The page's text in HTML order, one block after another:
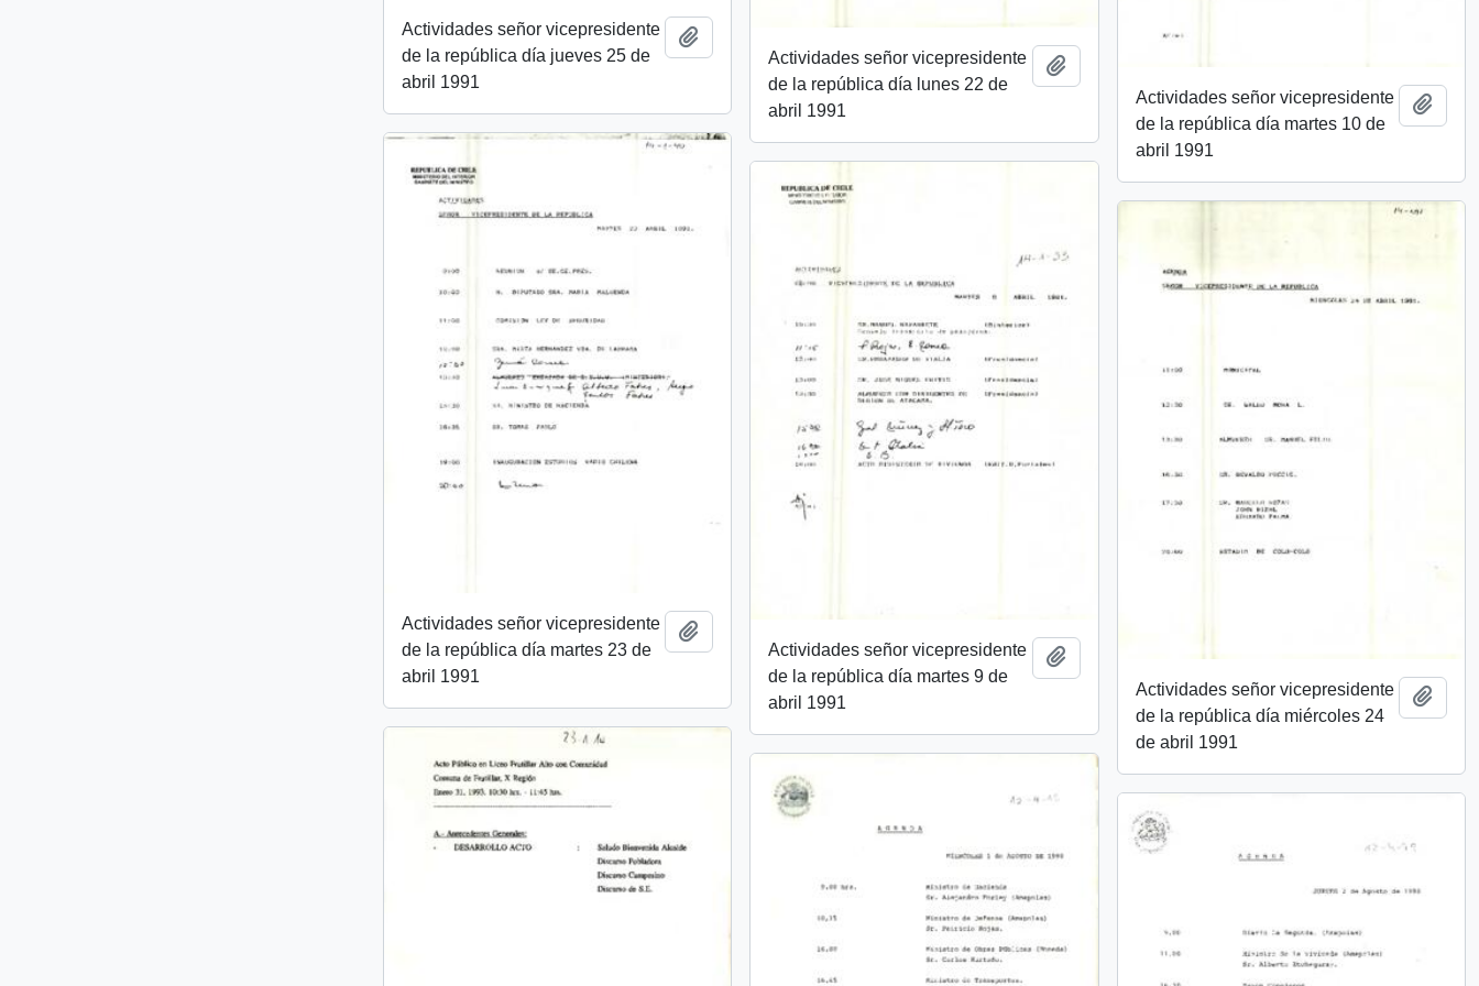
Actividades señor vicepresidente
de la república día jueves 25 de
abril 1991
Actividades señor vicepresidente
de la república día lunes 22 de
abril 1991
Añadir al portapapeles
Actividades señor vicepresidente
de la república día martes 10 de
abril 1991
Actividades señor vicepresidente
de la república día martes 23 de
abril 1991
Actividades señor vicepresidente
de la república día martes 9 de
abril 1991
Añadir al portapapeles
Actividades señor vicepresidente
de la república día miércoles 24
de abril 1991